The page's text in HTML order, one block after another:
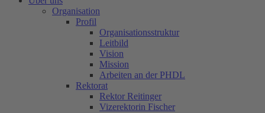
Organisation
Profil
Organisationsstruktur
Leitbild
Vision
Mission
Arbeiten an der PHDL
Rektorat
Rektor Reitinger
Vizerektorin Fischer